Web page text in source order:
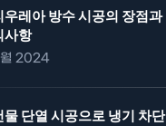
우레아 방수 시공의 장점과
사항
월 2024
물 단열 시공으로 냉기 차단